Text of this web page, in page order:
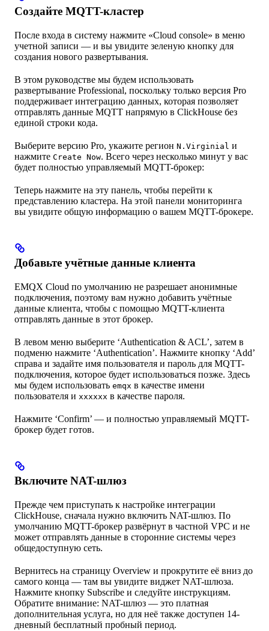
Создайте MQTT-кластер
После входа в систему нажмите «Cloud console» в меню
учетной записи — и вы увидите зеленую кнопку для
создания нового развертывания.
В этом руководстве мы будем использовать
развертывание Professional, поскольку только версия Pro
поддерживает интеграцию данных, которая позволяет
отправлять данные MQTT напрямую в ClickHouse без
единой строки кода.
Выберите версию Pro, укажите регион N.Virginial и
нажмите Create Now. Всего через несколько минут у вас
будет полностью управляемый MQTT-брокер:
Теперь нажмите на эту панель, чтобы перейти к
представлению кластера. На этой панели мониторинга
вы увидите общую информацию о вашем MQTT-брокере.
Добавьте учётные данные клиента
EMQX Cloud по умолчанию не разрешает анонимные
подключения, поэтому вам нужно добавить учётные
данные клиента, чтобы с помощью MQTT-клиента
отправлять данные в этот брокер.
В левом меню выберите ‘Authentication & ACL’, затем в
подменю нажмите ‘Authentication’. Нажмите кнопку ‘Add’
справа и задайте имя пользователя и пароль для MQTT-
подключения, которое будет использоваться позже. Здесь
мы будем использовать emqx в качестве имени
пользователя и xxxxxx в качестве пароля.
Нажмите ‘Confirm’ — и полностью управляемый MQTT-
брокер будет готов.
Включите NAT-шлюз
Прежде чем приступать к настройке интеграции
ClickHouse, сначала нужно включить NAT-шлюз. По
умолчанию MQTT-брокер развёрнут в частной VPC и не
может отправлять данные в сторонние системы через
общедоступную сеть.
Вернитесь на страницу Overview и прокрутите её вниз до
самого конца — там вы увидите виджет NAT-шлюза.
Нажмите кнопку Subscribe и следуйте инструкциям.
Обратите внимание: NAT-шлюз — это платная
дополнительная услуга, но для неё также доступен 14-
дневный бесплатный пробный период.